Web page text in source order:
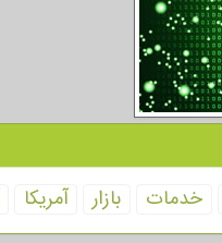
خدمات بازار آمریكا